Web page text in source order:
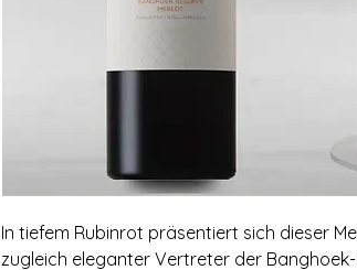
In tiefem Rubinrot präsentiert sich dieser
zugleich eleganter Vertreter der